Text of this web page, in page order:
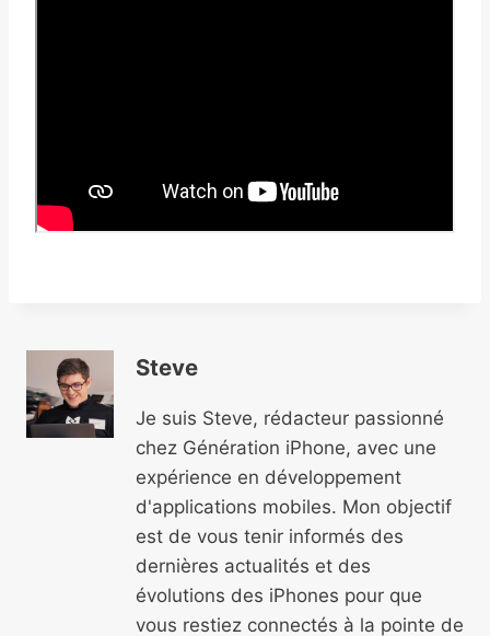
Steve
Je suis Steve, rédacteur passionné
chez Génération iPhone, avec une
expérience en développement
d'applications mobiles. Mon objectif
est de vous tenir informés des
dernières actualités et des
évolutions des iPhones pour que
vous restiez connectés à la pointe de